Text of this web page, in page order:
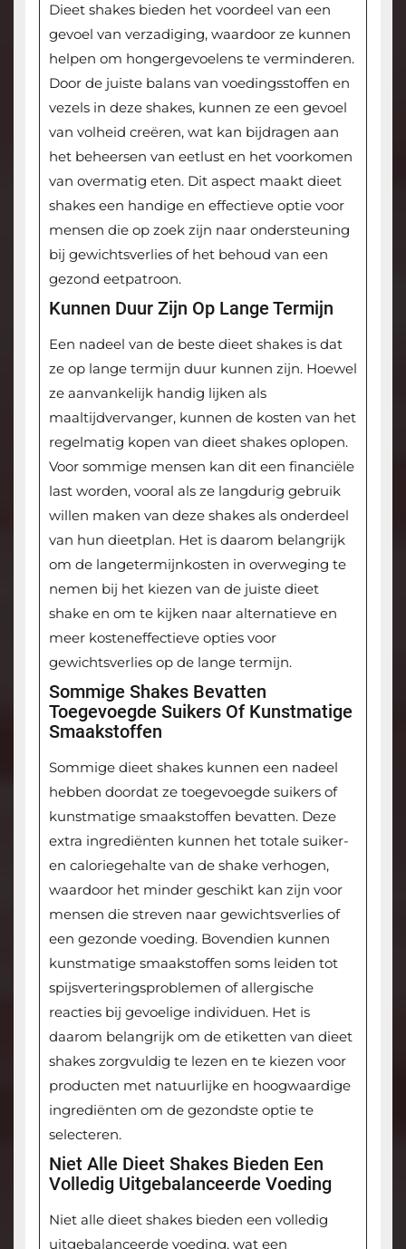
Dieet shakes bieden het voordeel van een
gevoel van verzadiging, waardoor ze kunnen
helpen om hongergevoelens te verminderen.
Door de juiste balans van voedingsstoffen en
vezels in deze shakes, kunnen ze een gevoel
van volheid creëren, wat kan bijdragen aan
het beheersen van eetlust en het voorkomen
van overmatig eten. Dit aspect maakt dieet
shakes een handige en effectieve optie voor
mensen die op zoek zijn naar ondersteuning
bij gewichtsverlies of het behoud van een
gezond eetpatroon.
Kunnen Duur Zijn Op Lange Termijn
Een nadeel van de beste dieet shakes is dat
ze op lange termijn duur kunnen zijn. Hoewel
ze aanvankelijk handig lijken als
maaltijdvervanger, kunnen de kosten van het
regelmatig kopen van dieet shakes oplopen.
Voor sommige mensen kan dit een financiële
last worden, vooral als ze langdurig gebruik
willen maken van deze shakes als onderdeel
van hun dieetplan. Het is daarom belangrijk
om de langetermijnkosten in overweging te
nemen bij het kiezen van de juiste dieet
shake en om te kijken naar alternatieve en
meer kosteneffectieve opties voor
gewichtsverlies op de lange termijn.
Sommige Shakes Bevatten
Toegevoegde Suikers Of Kunstmatige
Smaakstoffen
Sommige dieet shakes kunnen een nadeel
hebben doordat ze toegevoegde suikers of
kunstmatige smaakstoffen bevatten. Deze
extra ingrediënten kunnen het totale suiker-
en caloriegehalte van de shake verhogen,
waardoor het minder geschikt kan zijn voor
mensen die streven naar gewichtsverlies of
een gezonde voeding. Bovendien kunnen
kunstmatige smaakstoffen soms leiden tot
spijsverteringsproblemen of allergische
reacties bij gevoelige individuen. Het is
daarom belangrijk om de etiketten van dieet
shakes zorgvuldig te lezen en te kiezen voor
producten met natuurlijke en hoogwaardige
ingrediënten om de gezondste optie te
selecteren.
Niet Alle Dieet Shakes Bieden Een
Volledig Uitgebalanceerde Voeding
Niet alle dieet shakes bieden een volledig
uitgebalanceerde voeding, wat een